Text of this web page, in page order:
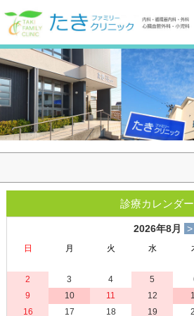
088-683-1235 FAX：088-685-8865
診療カレンダー